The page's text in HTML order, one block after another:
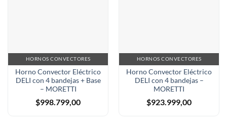
HORNOS CONVECTORES
Horno Convector Eléctrico
DELI con 4 bandejas + Base
– MORETTI
$998.799,00
HORNOS CONVECTORES
Horno Convector Eléctrico
DELI con 4 bandejas –
MORETTI
$923.999,00